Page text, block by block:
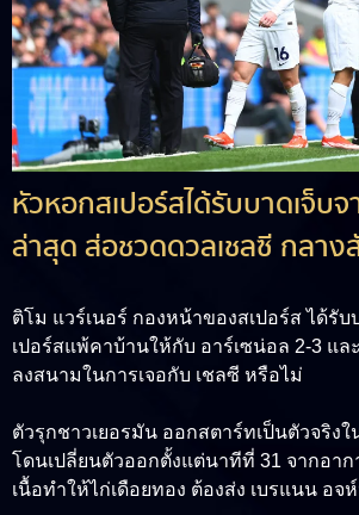
หัวหอกสเปอร์สได้รับบาดเจ็บ
ล่าสุด ส่อชวดดวลเชลซี กลา
ติโม แวร์เนอร์ กองหน้าของสเปอร์ส ได้รับ
เปอร์สแพ้คาบ้านให้กับ อาร์เซน่อล 2-3 แล
ลงสนามในการเจอกับ เชลซี หรือไม่
ตัวรุกชาวเยอรมัน ออกสตาร์ทเป็นตัวจริงใ
โดนเปลี่ยนตัวออกตั้งแต่นาทีที่ 31 จากอาก
เนื้อทำให้ไก่เดือยทอง ต้องส่ง เบรแนน อ